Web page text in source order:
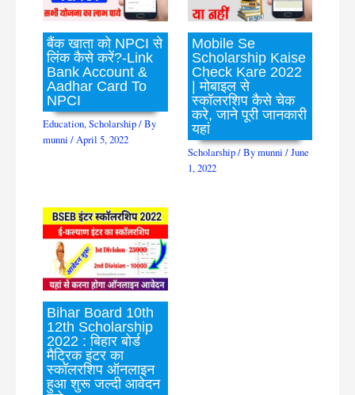
बैंक खाता को NPCI से
लिंक कैसे करें?-Link
Bank Account &
Aadhar Card To
NPCI
Education,Scholarship/ By
munni/April 5, 2022
Mobile Se
Scholarship Kaise
Check Kare 2022
| मोबाइल से
स्कॉलरशिप कैसे चेक
करे, जाने पूरी जानकारी
यहां
Scholarship/ Bymunni /June
1, 2022
Bihar Board 10th
12th Scholarship
2022 : बिहार बोर्ड
मैट्रिक इंटर का
स्कॉलरशिप ऑनलाइन
हुआ शुरू जल्दी आवेदन